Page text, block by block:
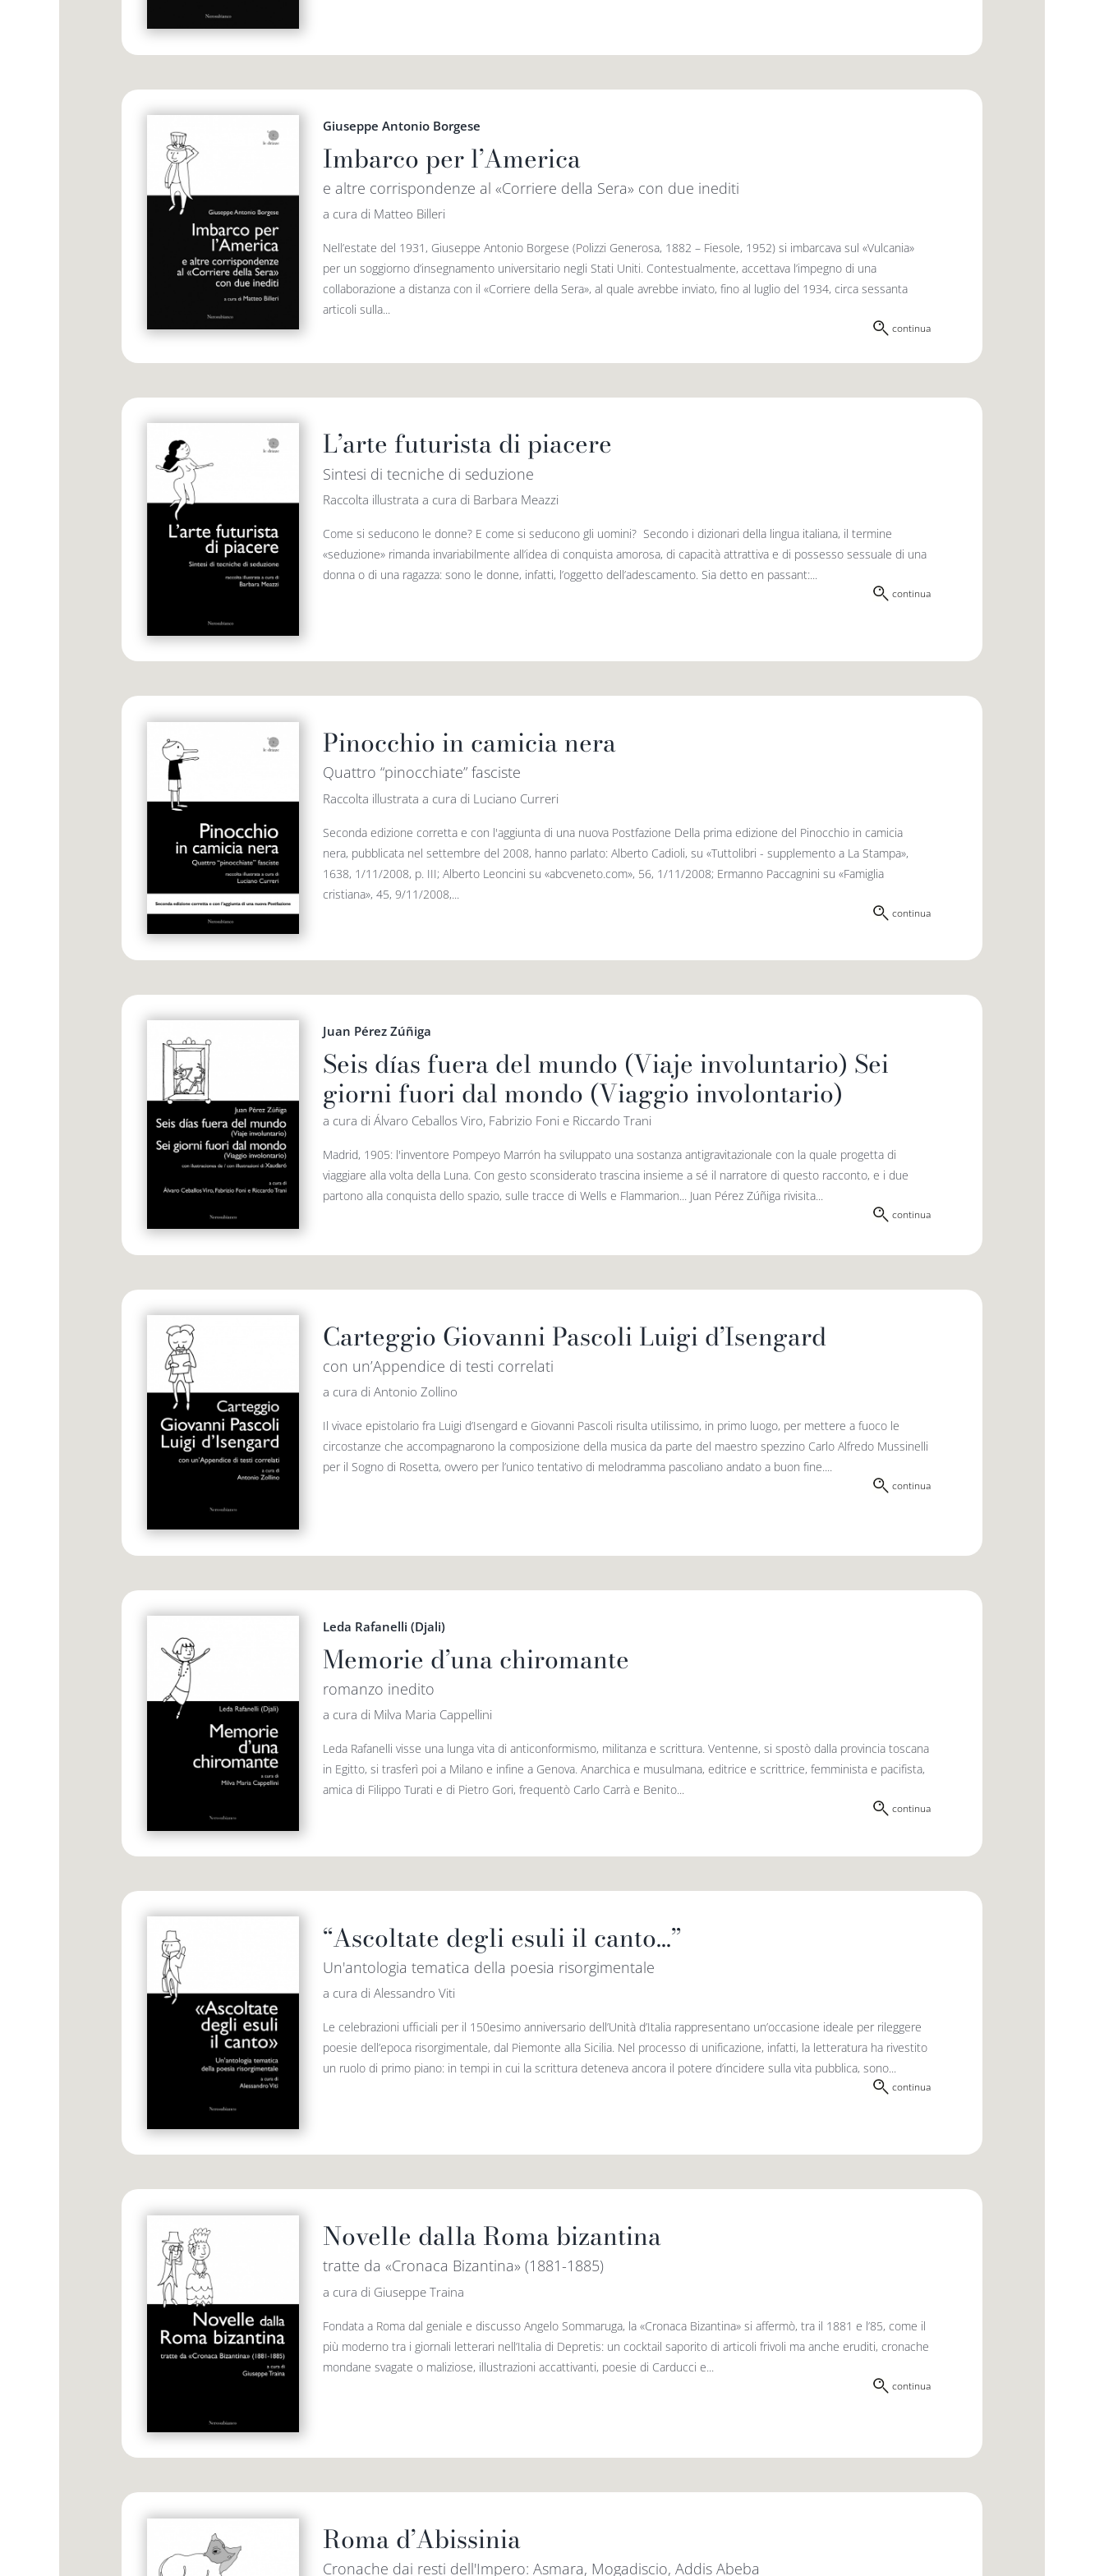
Giuseppe Antonio Borgese
Imbarco per l’America
e altre corrispondenze al «Corriere della Sera» con due inediti
a cura di Matteo Billeri
Nell’estate del 1931, Giuseppe Antonio Borgese (Polizzi Generosa, 1882 – Fiesole, 1952) si imbarcava sul «Vulcania»
per un soggiorno d’insegnamento universitario negli Stati Uniti. Contestualmente, accettava l’impegno di una
collaborazione a distanza con il «Corriere della Sera», al quale avrebbe inviato, fino al luglio del 1934, circa sessanta
articoli sulla...
continua
L’arte futurista di piacere
Sintesi di tecniche di seduzione
Raccolta illustrata a cura di Barbara Meazzi
Come si seducono le donne? E come si seducono gli uomini? Secondo i dizionari della lingua italiana, il termine
«seduzione» rimanda invariabilmente all’idea di conquista amorosa, di capacità attrattiva e di possesso sessuale di una
donna o di una ragazza: sono le donne, infatti, l’oggetto dell’adescamento. Sia detto en passant:...
continua
Pinocchio in camicia nera
Quattro “pinocchiate” fasciste
Raccolta illustrata a cura di Luciano Curreri
Seconda edizione corretta e con l'aggiunta di una nuova Postfazione Della prima edizione del Pinocchio in camicia
nera, pubblicata nel settembre del 2008, hanno parlato: Alberto Cadioli, su «Tuttolibri - supplemento a La Stampa»,
1638, 1/11/2008, p. III; Alberto Leoncini su «abcveneto.com», 56, 1/11/2008; Ermanno Paccagnini su «Famiglia
cristiana», 45, 9/11/2008,...
continua
Juan Pérez Zúñiga
Seis días fuera del mundo (Viaje involuntario) Sei
giorni fuori dal mondo (Viaggio involontario)
a cura di Álvaro Ceballos Viro, Fabrizio Foni e Riccardo Trani
Madrid, 1905: l'inventore Pompeyo Marrón ha sviluppato una sostanza antigravitazionale con la quale progetta di
viaggiare alla volta della Luna. Con gesto sconsiderato trascina insieme a sé il narratore di questo racconto, e i due
partono alla conquista dello spazio, sulle tracce di Wells e Flammarion... Juan Pérez Zúñiga rivisita...
continua
Carteggio Giovanni Pascoli Luigi d’Isengard
con un’Appendice di testi correlati
a cura di Antonio Zollino
Il vivace epistolario fra Luigi d’Isengard e Giovanni Pascoli risulta utilissimo, in primo luogo, per mettere a fuoco le
circostanze che accompagnarono la composizione della musica da parte del maestro spezzino Carlo Alfredo Mussinelli
per il Sogno di Rosetta, ovvero per l’unico tentativo di melodramma pascoliano andato a buon fine....
continua
Leda Rafanelli (Djali)
Memorie d’una chiromante
romanzo inedito
a cura di Milva Maria Cappellini
Leda Rafanelli visse una lunga vita di anticonformismo, militanza e scrittura. Ventenne, si spostò dalla provincia toscana
in Egitto, si trasferì poi a Milano e infine a Genova. Anarchica e musulmana, editrice e scrittrice, femminista e pacifista,
amica di Filippo Turati e di Pietro Gori, frequentò Carlo Carrà e Benito...
continua
“Ascoltate degli esuli il canto…”
Un'antologia tematica della poesia risorgimentale
a cura di Alessandro Viti
Le celebrazioni ufficiali per il 150esimo anniversario dell’Unità d’Italia rappresentano un’occasione ideale per rileggere
poesie dell’epoca risorgimentale, dal Piemonte alla Sicilia. Nel processo di unificazione, infatti, la letteratura ha rivestito
un ruolo di primo piano: in tempi in cui la scrittura deteneva ancora il potere d’incidere sulla vita pubblica, sono...
continua
Novelle dalla Roma bizantina
tratte da «Cronaca Bizantina» (1881-1885)
a cura di Giuseppe Traina
Fondata a Roma dal geniale e discusso Angelo Sommaruga, la «Cronaca Bizantina» si affermò, tra il 1881 e l’85, come il
più moderno tra i giornali letterari nell’Italia di Depretis: un cocktail saporito di articoli frivoli ma anche eruditi, cronache
mondane svagate o maliziose, illustrazioni accattivanti, poesie di Carducci e...
continua
Roma d’Abissinia
Cronache dai resti dell'Impero: Asmara, Mogadiscio, Addis Abeba